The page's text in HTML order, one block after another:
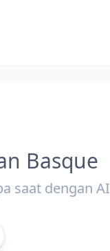
Basque
saat dengan AI